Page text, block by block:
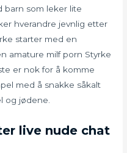
som leker lite
hverandre jevnlig etter
starter med en
amature milf porn Styrke
er nok for å komme
med å snakke såkalt
og jødene.
live nude chat